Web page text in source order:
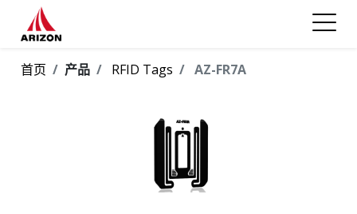
首页 产品 RFID Tags AZ-FR7A